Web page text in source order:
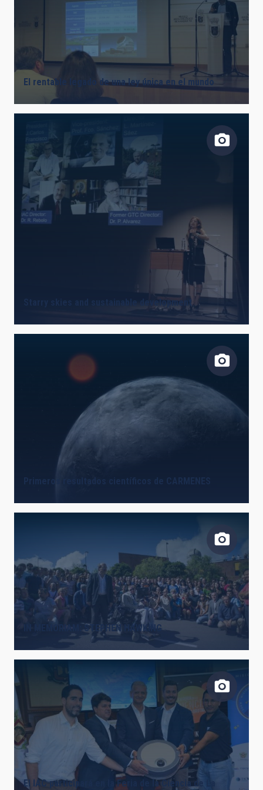
El rentable legado de una ley única en el mundo
Starry skies and sustainable development
Primeros resultados científicos de CARMENES
IN MEMORIAM: STEPHEN HAWKING
El IAC participará en la Feria de la Ciencia de La